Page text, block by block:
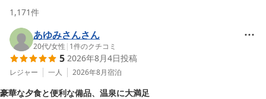
1,171件
あゆみさんさん
20代/女性 | 1件のクチコミ
5 2026年8月4日投稿
レジャー 一人 2026年8月宿泊
豪華な夕食と便利な備品、温泉に大満足